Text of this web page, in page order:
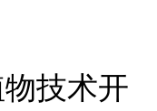
技术开